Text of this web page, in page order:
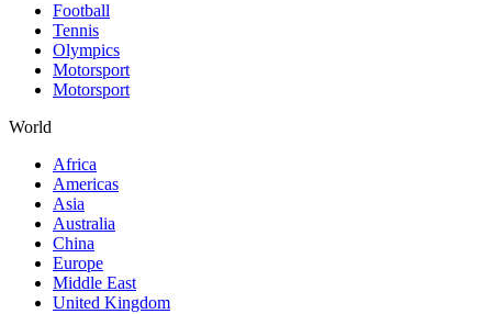
Football
Tennis
Olympics
Motorsport
Motorsport
World
Africa
Americas
Asia
Australia
China
Europe
Middle East
United Kingdom